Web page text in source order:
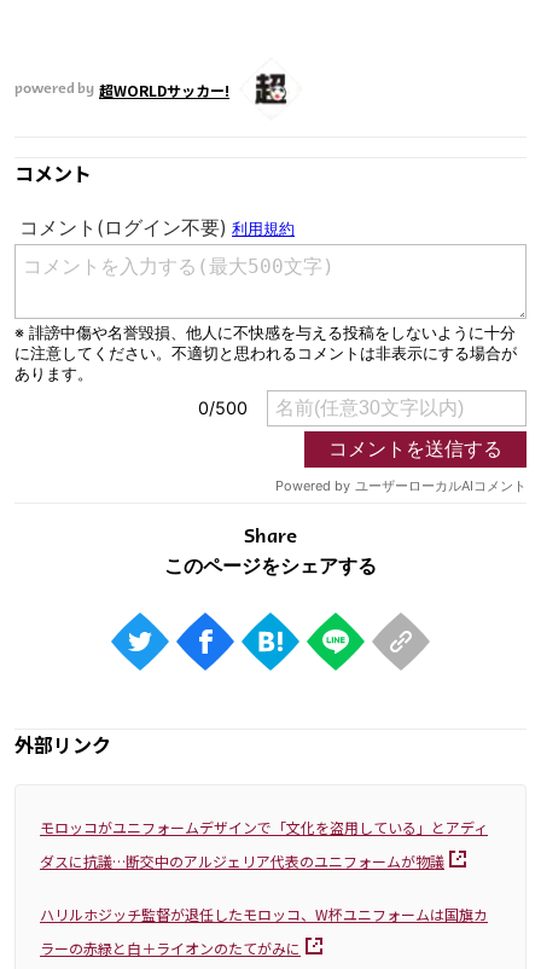
powered by 超WORLDサッカー!
コメント
Share
外部リンク
モロッコがユニフォームデザインで「文化を盗用している」とアディ
ダスに抗議…断交中のアルジェリア代表のユニフォームが物議
ハリルホジッチ監督が退任したモロッコ、W杯ユニフォームは国旗カ
ラーの赤緑と白＋ライオンのたてがみに